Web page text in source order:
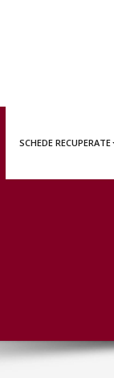
SCHEDE RECUPERATE